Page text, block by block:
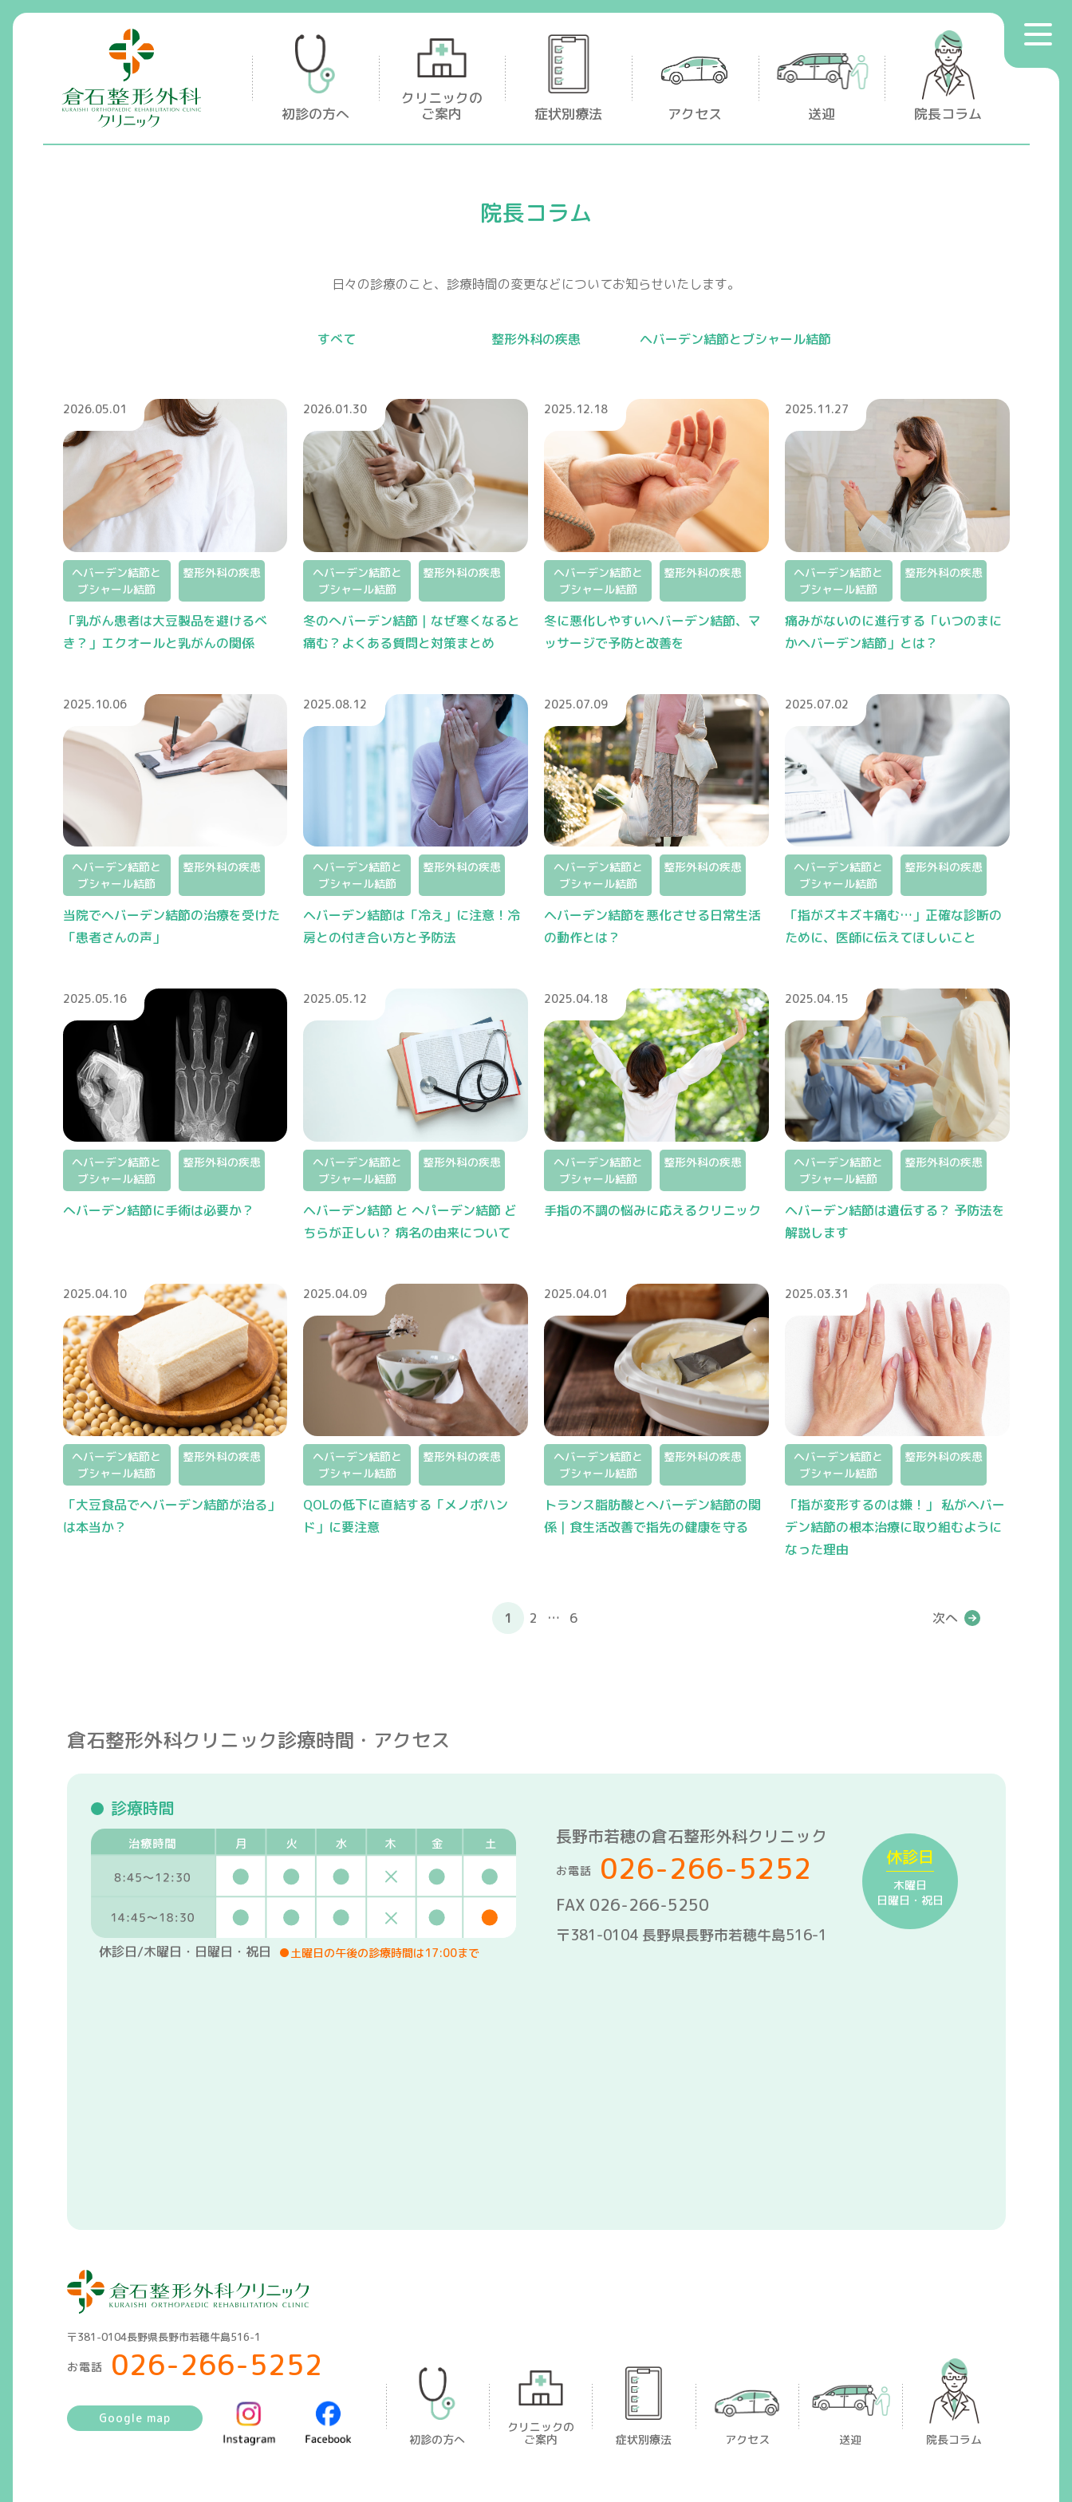
倉石整形外科クリニック
初診の方へ
クリニックの
ご案内
症状別療法 アクセス 送迎 院長コラム
toggle
足首・足が痛い
マイナンバー保険証利用について
院長コラム
日々の診療のこと、診療時間の変更などについてお知らせいたします。
すべて 整形外科の疾患 ヘバーデン結節とブシャール結節
2026.05.01
ヘバーデン結節と
ブシャール結節
整形外科の疾患
「乳がん患者は大豆製品を避けるべ
き？」エクオールと乳がんの関係
2026.01.30
ヘバーデン結節と
ブシャール結節
整形外科の疾患
冬のへバーデン結節｜なぜ寒くなると
痛む？よくある質問と対策まとめ
2025.12.18
ヘバーデン結節と
ブシャール結節
整形外科の疾患
冬に悪化しやすいヘバーデン結節、マ
ッサージで予防と改善を
2025.11.27
ヘバーデン結節と
ブシャール結節
整形外科の疾患
痛みがないのに進行する「いつのまに
かヘバーデン結節」とは？
2025.10.06
ヘバーデン結節と
ブシャール結節
整形外科の疾患
当院でヘバーデン結節の治療を受けた
「患者さんの声」
2025.08.12
ヘバーデン結節と
ブシャール結節
整形外科の疾患
ヘバーデン結節は「冷え」に注意！冷
房との付き合い方と予防法
2025.07.09
ヘバーデン結節と
ブシャール結節
整形外科の疾患
ヘバーデン結節を悪化させる日常生活
の動作とは？
2025.07.02
ヘバーデン結節と
ブシャール結節
整形外科の疾患
「指がズキズキ痛む…」正確な診断の
ために、医師に伝えてほしいこと
2025.05.16
ヘバーデン結節と
ブシャール結節
整形外科の疾患
へバーデン結節に手術は必要か？
2025.05.12
ヘバーデン結節と
ブシャール結節
整形外科の疾患
ヘバーデン結節 と へパーデン結節 ど
ちらが正しい？ 病名の由来について
2025.04.18
ヘバーデン結節と
ブシャール結節
整形外科の疾患
手指の不調の悩みに応えるクリニック
2025.04.15
ヘバーデン結節と
ブシャール結節
整形外科の疾患
ヘバーデン結節は遺伝する？ 予防法を
解説します
2025.04.10
ヘバーデン結節と
ブシャール結節
整形外科の疾患
「大豆食品でヘバーデン結節が治る」
は本当か？
2025.04.09
ヘバーデン結節と
ブシャール結節
整形外科の疾患
QOLの低下に直結する「メノポハン
ド」に要注意
2025.04.01
ヘバーデン結節と
ブシャール結節
整形外科の疾患
トランス脂肪酸とへバーデン結節の関
係｜食生活改善で指先の健康を守る
2025.03.31
ヘバーデン結節と
ブシャール結節
整形外科の疾患
「指が変形するのは嫌！」 私がヘバー
デン結節の根本治療に取り組むように
なった理由
1 2 … 6 次へ
倉石整形外科クリニック診療時間・アクセス
診療時間
休診日/木曜日・日曜日・祝日 ●土曜日の午後の診療時間は17:00まで
長野市若穂の倉石整形外科クリニック
お電話 026-266-5252
FAX 026-266-5250
〒381-0104 長野県長野市若穂牛島516-1
休診日
木曜日
日曜日・祝日
〒381-0104長野県長野市若穂牛島516-1
お電話 026-266-5252
Google map
初診の方へ
クリニックの
ご案内
症状別療法 アクセス 送迎 院長コラム